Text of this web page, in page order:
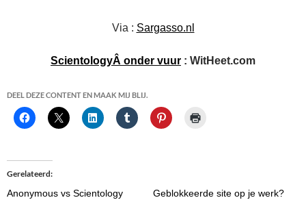
Via : Sargasso.nl
ScientologyÂ onder vuur : WitHeet.com
DEEL DEZE CONTENT EN MAAK MIJ BLIJ.
Gerelateerd
Anonymous vs Scientology
Geblokkeerde site op je werk?